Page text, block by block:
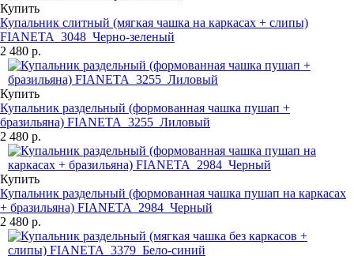
Купить
Купальник слитный (мягкая чашка на каркасах + слипы)
FIANETA_3048_Черно-зеленый
2 480 р.
Купить
Купальник раздельный (формованная чашка пушап +
бразильяна) FIANETA_3255_Лиловый
2 480 р.
Купить
Купальник раздельный (формованная чашка пушап на каркасах
+ бразильяна) FIANETA_2984_Черный
2 480 р.